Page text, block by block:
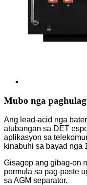
Mubo nga
Ang lead-acid nga
atubangan sa DET
aplikasyon sa
kinabuhi sa bayad nga
Gisagop ang gibag-on
pormula sa pag-paste
sa AGM separator.